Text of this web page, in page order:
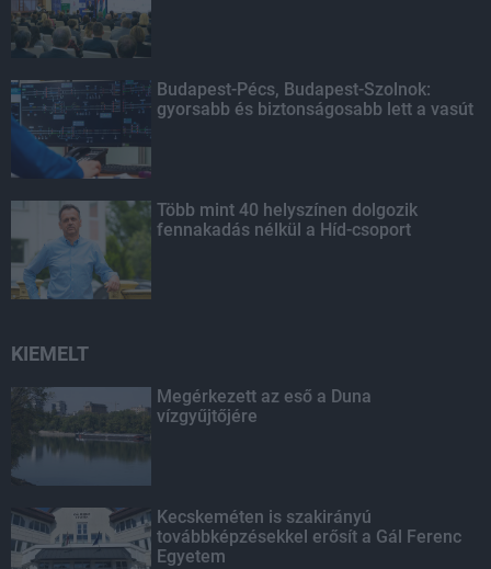
Budapest-Pécs, Budapest-Szolnok:
gyorsabb és biztonságosabb lett a vasút
Több mint 40 helyszínen dolgozik
fennakadás nélkül a Híd-csoport
KIEMELT
Megérkezett az eső a Duna
vízgyűjtőjére
Kecskeméten is szakirányú
továbbképzésekkel erősít a Gál Ferenc
Egyetem